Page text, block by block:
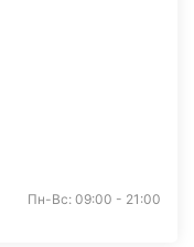
Пн-Вс: 09:00 - 21:00